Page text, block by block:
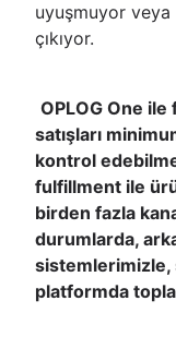
uyuşmuyor
çıkıyor.
OPLOG One ile
satışları
kontrol
fulfillment ile
birden fazla
durumlarda,
sistemlerimizle,
platformda